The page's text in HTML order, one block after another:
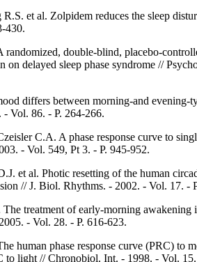
et al. Zolpidem reduces the sleep
430.
double-blind, placebo-
on delayed sleep phase syndrome //
differs between morning-and evening-
Vol. 86. - P. 264-266.
C.A. A phase response curve to
- Vol. 549, Pt 3. - P. 945-952.
et al. Photic resetting of the human
// J. Biol. Rhythms. - 2002. - Vol. 17. -
treatment of early-morning awakening
- Vol. 28. - P. 616-623.
human phase response curve (PRC) to
to light // Chronobiol. Int. - 1998. - Vol.